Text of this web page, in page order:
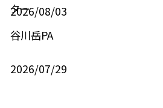
ター
2026/08/03
谷川岳PA
2026/07/29